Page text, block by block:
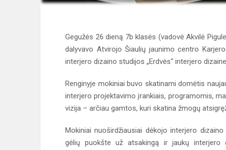
Gegužės 26 dieną 7b klasės (vadovė Akvilė
dalyvavo Atvirojo Šiaulių jaunimo centro
interjero dizaino studijos „Erdvės“ interjero
Renginyje mokiniai buvo skatinami domėtis
interjero projektavimo įrankiais, programomis,
vizija – arčiau gamtos, kuri skatina žmogų
Mokiniai nuoširdžiausiai dėkojo interjero
gėlių puokšte už atsakingą ir jaukų